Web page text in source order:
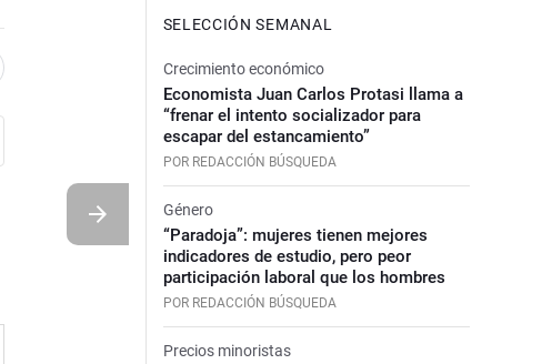
SELECCIÓN SEMANAL
Crecimiento económico
Economista Juan Carlos Protasi llama a
“frenar el intento socializador para
escapar del estancamiento”
POR REDACCIÓN BÚSQUEDA
Género
“Paradoja”: mujeres tienen mejores
indicadores de estudio, pero peor
participación laboral que los hombres
POR REDACCIÓN BÚSQUEDA
Precios minoristas